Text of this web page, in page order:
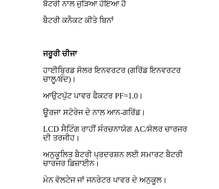
ਬੈਟਰੀ ਨਾਲ ਜੁੜਿਆ ਹੋਇਆ ਹੈ
ਬੈਟਰੀ ਕਨੈਕਟ ਕੀਤੇ ਬਿਨਾਂ
ਜਰੂਰੀ ਚੀਜਾ
ਹਾਈਬ੍ਰਿਡ ਸੋਲਰ ਇਨਵਰਟਰ (ਗਰਿੱਡ ਇਨਵਰਟਰ
ਚਾਲੂ/ਬੰਦ)।
ਆਉਟਪੁੱਟ ਪਾਵਰ ਫੈਕਟਰ PF=1.0।
ਊਰਜਾ ਸਟੋਰੇਜ ਦੇ ਨਾਲ ਆਨ-ਗਰਿੱਡ।
LCD ਸੈਟਿੰਗ ਰਾਹੀਂ ਸੰਰਚਨਾਯੋਗ AC/ਸੋਲਰ ਚਾਰਜਰ
ਦੀ ਤਰਜੀਹ।
ਅਨੁਕੂਲਿਤ ਬੈਟਰੀ ਪ੍ਰਦਰਸ਼ਨ ਲਈ ਸਮਾਰਟ ਬੈਟਰੀ
ਚਾਰਜਰ ਡਿਜ਼ਾਈਨ।
ਮੇਨ ਵੋਲਟੇਜ ਜਾਂ ਜਨਰੇਟਰ ਪਾਵਰ ਦੇ ਅਨੁਕੂਲ।